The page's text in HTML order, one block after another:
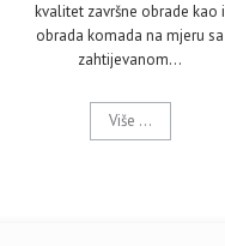
kvalitet završne obrade kao i
obrada komada na mjeru sa
zahtijevanom…
Više ...